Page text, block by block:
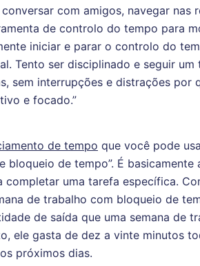
com amigos, navegar nas
de controlo do tempo para
iniciar e parar o controlo do
Tento ser disciplinado e seguir
sem interrupções e distrações por
e focado.”
de tempo que você pode
bloqueio de tempo”. É
completar uma tarefa específica.
de trabalho com bloqueio de
de saída que uma semana de
ele gasta de dez a vinte minutos
próximos dias.